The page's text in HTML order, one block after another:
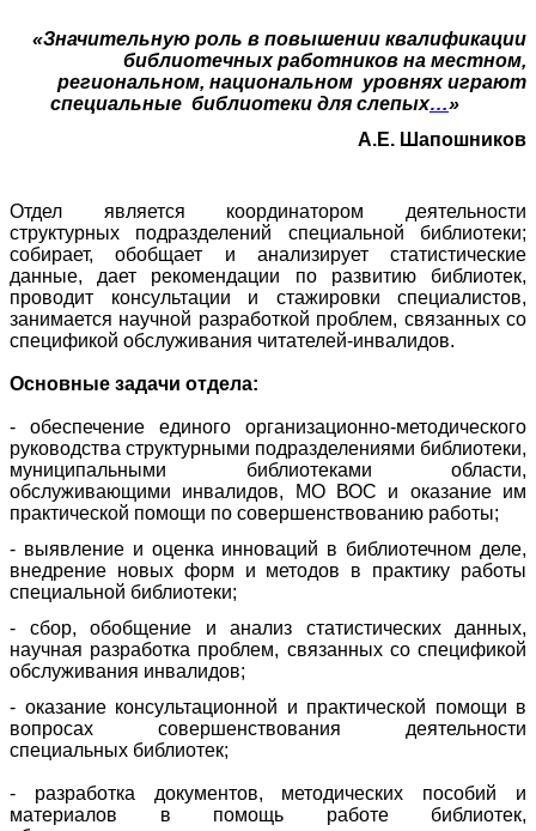
«Значительную роль в повышении квалификации
библиотечных работников на местном,
региональном, национальном уровнях играют
специальные библиотеки для слепых…»
А.Е. Шапошников
Отдел является координатором деятельности
структурных подразделений специальной библиотеки;
собирает, обобщает и анализирует статистические
данные, дает рекомендации по развитию библиотек,
проводит консультации и стажировки специалистов,
занимается научной разработкой проблем, связанных со
спецификой обслуживания читателей-инвалидов.
Основные задачи отдела:
- обеспечение единого организационно-методического
руководства структурными подразделениями библиотеки,
муниципальными библиотеками области,
обслуживающими инвалидов, МО ВОС и оказание им
практической помощи по совершенствованию работы;
- выявление и оценка инноваций в библиотечном деле,
внедрение новых форм и методов в практику работы
специальной библиотеки;
- сбор, обобщение и анализ статистических данных,
научная разработка проблем, связанных со спецификой
обслуживания инвалидов;
- оказание консультационной и практической помощи в
вопросах совершенствования деятельности
специальных библиотек;
- разработка документов, методических пособий и
материалов в помощь работе библиотек,